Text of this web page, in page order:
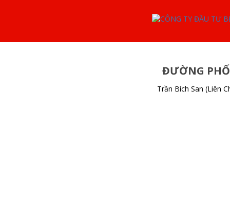
ĐƯỜNG
Trần Bích San (Liên